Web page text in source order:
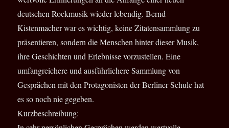
deutschen Rockmusik wieder lebendig. Bernd
Kistenmacher war es wichtig, keine Zitatensammlung zu
präsentieren, sondern die Menschen hinter dieser Musik,
ihre Geschichten und Erlebnisse vorzustellen. Eine
umfangreichere und ausführlichere Sammlung von
Gesprächen mit den Protagonisten der Berliner Schule hat
es so noch nie gegeben.
Kurzbeschreibung: